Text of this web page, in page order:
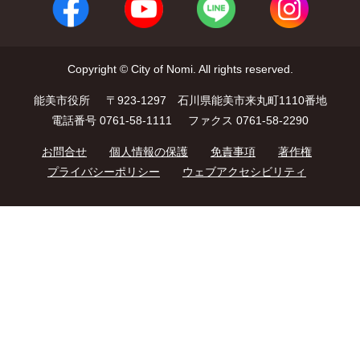
Copyright © City of Nomi. All rights reserved.
能美市役所
〒923-1297 石川県能美市来丸町1110番地
電話番号 0761-58-1111
ファクス 0761-58-2290
お問合せ 個人情報の保護 免責事項
著作権
プライバシーポリシー
ウェブアクセシビリティ